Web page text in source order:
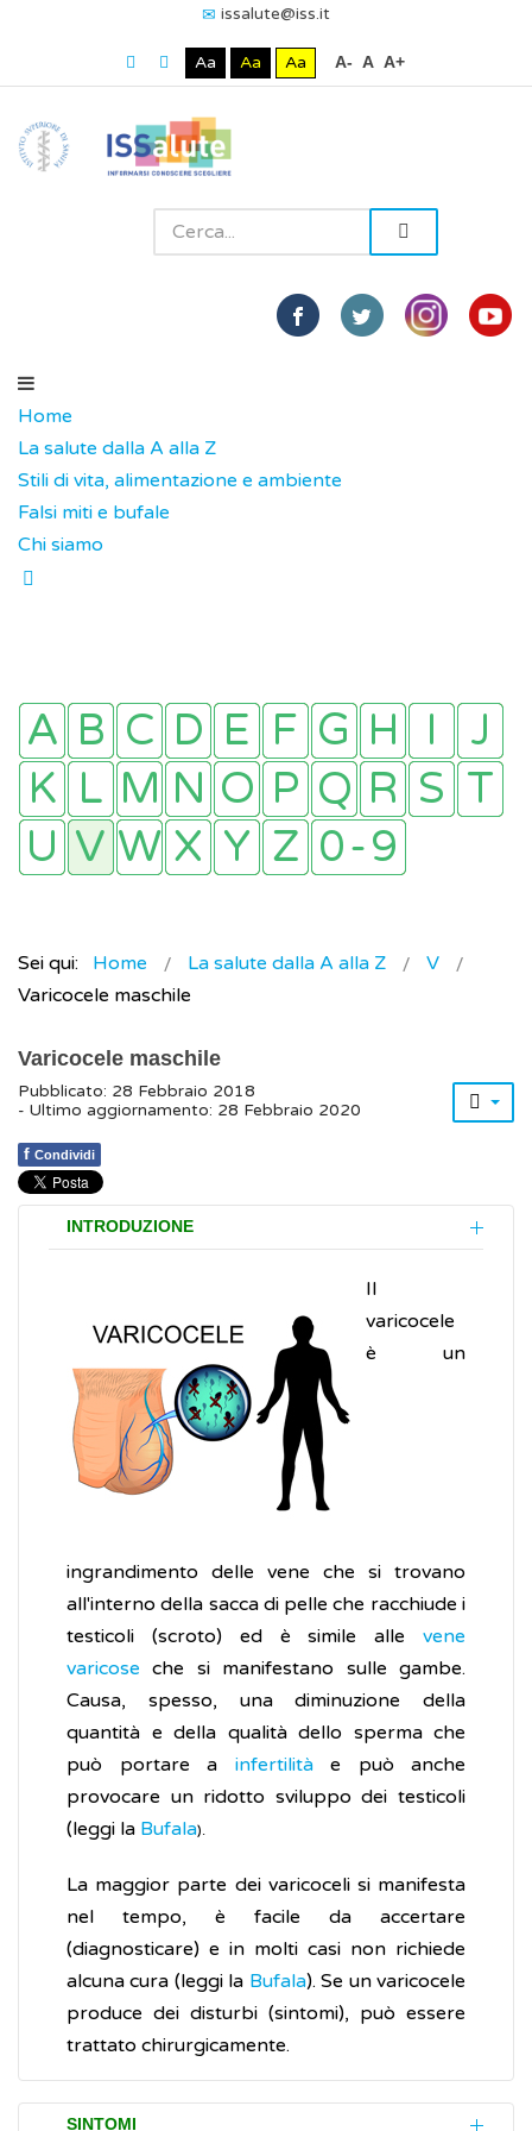
issalute@iss.it
Aa Aa Aa A- A A+
Home
La salute dalla A alla Z
Stili di vita, alimentazione e ambiente
Falsi miti e bufale
Chi siamo
Sei qui: Home La salute dalla A alla Z
V
Varicocele maschile
Varicocele maschile
Pubblicato: 28 Febbraio 2018
- Ultimo aggiornamento: 28 Febbraio 2020
f Condividi
INTRODUZIONE
Il
varicocele
è un
ingrandimento delle vene che si trovano
all'interno della sacca di pelle che racchiude i
testicoli (scroto) ed è simile alle vene
varicose che si manifestano sulle gambe.
Causa, spesso, una diminuzione della
quantità e della qualità dello sperma che
può portare a infertilità e può anche
provocare un ridotto sviluppo dei testicoli
(leggi la Bufala).
La maggior parte dei varicoceli si manifesta
nel tempo, è facile da accertare
(diagnosticare) e in molti casi non richiede
alcuna cura (leggi la Bufala). Se un varicocele
produce dei disturbi (sintomi), può essere
trattato chirurgicamente.
SINTOMI